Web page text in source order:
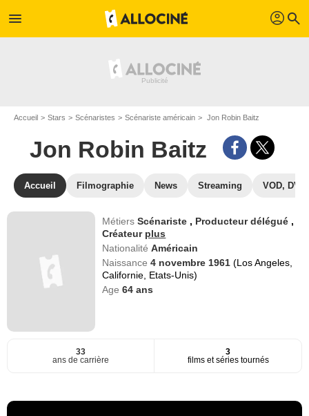
menu profil search
Accueil Stars Scénaristes Scénariste américain Jon Robin Baitz
Jon Robin Baitz
Accueil Filmographie News Streaming VOD, DVD
MétiersScénariste , Producteur délégué ,
Créateur plus
NationalitéAméricain
Naissance4 novembre 1961(Los Angeles,
Californie, Etats-Unis)
Age64 ans
33
ans de carrière
3
films et séries tournés